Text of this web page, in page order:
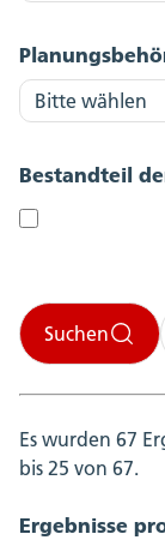
Bestandteil
Suchen
Es wurden 67
bis 25 von 67.
Ergebnisse